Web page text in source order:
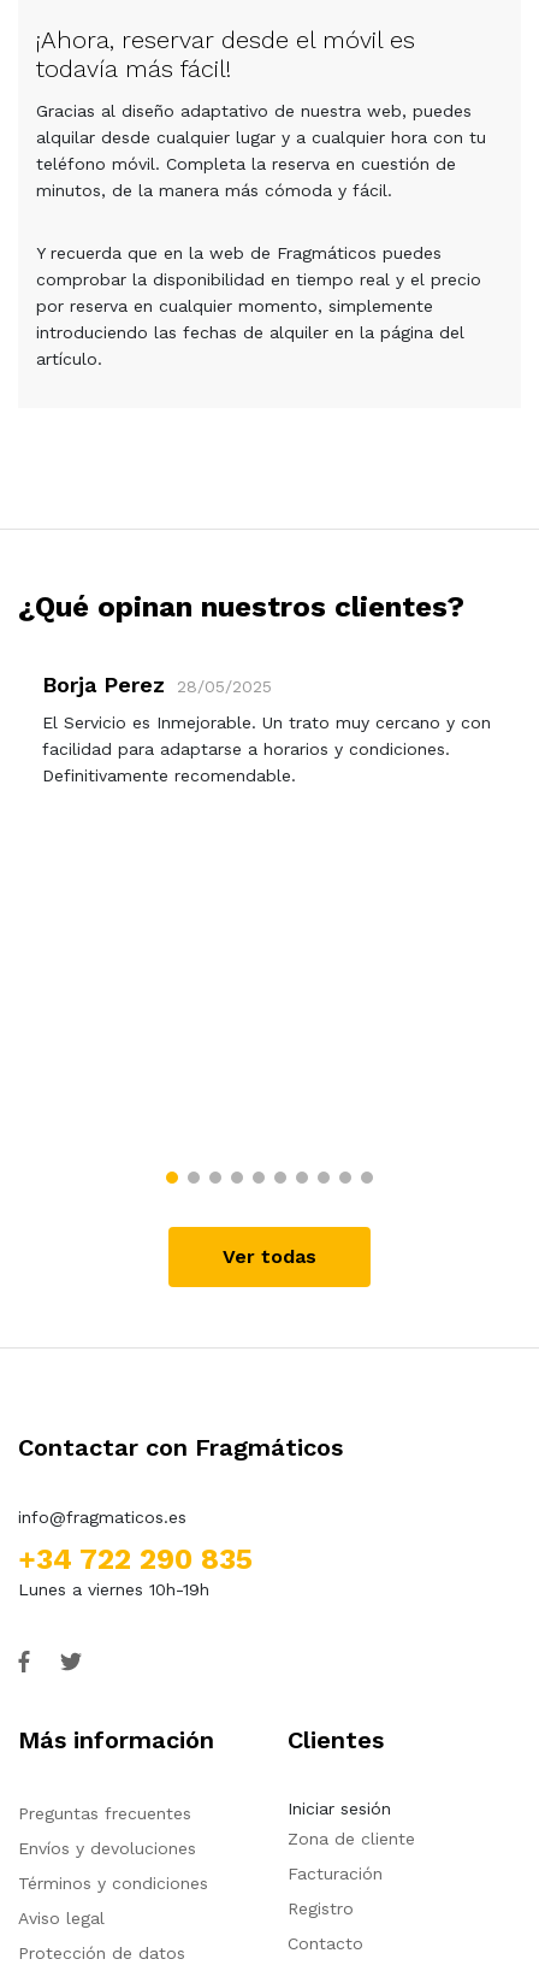
¡Ahora, reservar desde el móvil es
todavía más fácil!
Gracias al diseño adaptativo de nuestra web, puedes
alquilar desde cualquier lugar y a cualquier hora con tu
teléfono móvil. Completa la reserva en cuestión de
minutos, de la manera más cómoda y fácil.
Y recuerda que en la web de Fragmáticos puedes
comprobar la disponibilidad en tiempo real y el precio
por reserva en cualquier momento, simplemente
introduciendo las fechas de alquiler en la página del
artículo.
¿Qué opinan nuestros clientes?
Borja Perez
28/05/2025
El Servicio es Inmejorable. Un trato muy cercano y con
facilidad para adaptarse a horarios y condiciones.
Definitivamente recomendable.
Ver todas
Contactar con Fragmáticos
info@fragmaticos.es
+34 722 290 835
Lunes a viernes 10h-19h
Más información
Preguntas frecuentes
Envíos y devoluciones
Términos y condiciones
Aviso legal
Protección de datos
Clientes
Iniciar sesión
Zona de cliente
Facturación
Registro
Contacto